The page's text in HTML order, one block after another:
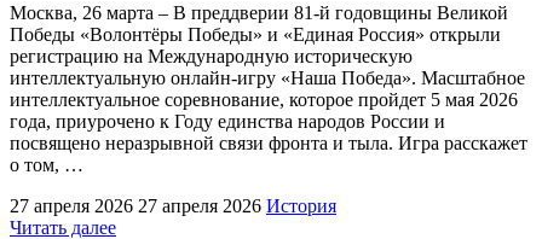
Москва, 26 марта – В преддверии 81-й годовщины Великой
Победы «Волонтёры Победы» и «Единая Россия» открыли
регистрацию на Международную историческую
интеллектуальную онлайн-игру «Наша Победа». Масштабное
интеллектуальное соревнование, которое пройдет 5 мая 2026
года, приурочено к Году единства народов России и
посвящено неразрывной связи фронта и тыла. Игра расскажет
о том, …
27 апреля 2026 27 апреля 2026 История
Читать далее"Стартовала